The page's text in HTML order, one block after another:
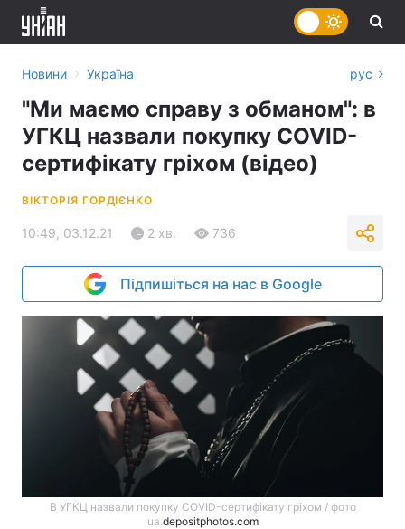
Новини › Україна рус
"Ми маємо справу з обманом": в
УГКЦ назвали покупку COVID-
сертифікату гріхом (відео)
ВІКТОРІЯ ГОРДІЄНКО
10:49, 03.12.21 2 хв. 736
Підпишіться на нас в Google
В УГКЦ назвали покупку COVID-сертифікату гріхом / фото
ua.depositphotos.com